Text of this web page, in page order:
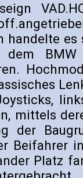
handelte
dem
mittels
der
Beifahrer
Platz